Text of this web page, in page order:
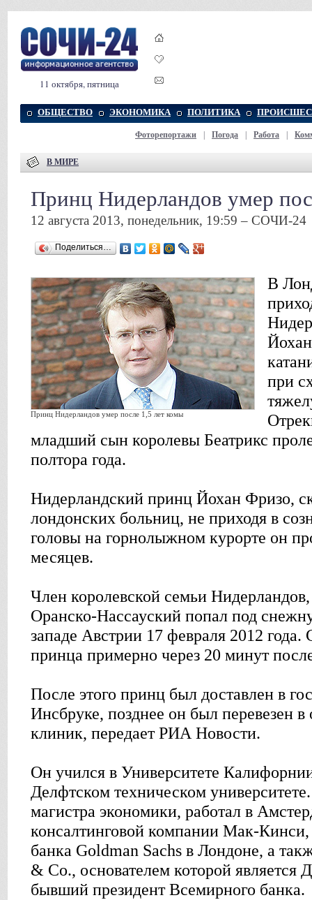
11 октября, пятница
ОБЩЕСТВО ЭКОНОМИКА ПОЛИТИКА
Фоторепортажи Погода Работа
В МИРЕ
Принц Нидерландов умер
12 августа 2013, понедельник, 19:59 – СОЧИ-24
Поделиться…
Принц Нидерландов умер после 1,5 лет комы
В
при
младший сын королевы Беатрикс
полтора года.
Нидерландский принц Йохан Фризо,
лондонских больниц, не приходя в
головы на горнолыжном курорте он
месяцев.
Член королевской семьи
Оранско-Нассауский попал под
западе Австрии 17 февраля 2012 года.
принца примерно через 20 минут
После этого принц был доставлен в
Инсбруке, позднее он был перевезен
клиник, передает РИА Новости.
Он учился в Университете
Делфтском техническом
магистра экономики, работал в
консалтинговой компании Мак-
банка Goldman Sachs в Лондоне, а
& Co., основателем которой
бывший президент Всемирного банка.